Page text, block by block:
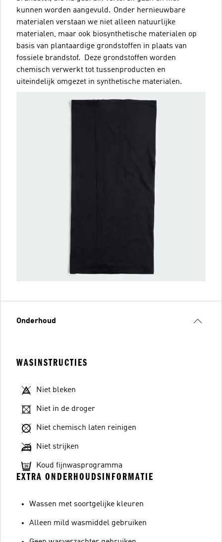
kunnen worden aangevuld. Onder hernieuwbare
materialen verstaan we niet alleen natuurlijke
materialen, maar ook biosynthetische materialen op
basis van plantaardige grondstoffen in plaats van
fossiele brandstof. Deze grondstoffen worden
chemisch verwerkt tot tussenproducten en
uiteindelijk omgezet in synthetische materialen.
Onderhoud
WASINSTRUCTIES
Niet bleken
Niet in de droger
Niet chemisch laten reinigen
Niet strijken
Koud fijnwasprogramma
EXTRA ONDERHOUDSINFORMATIE
Wassen met soortgelijke kleuren
Alleen mild wasmiddel gebruiken